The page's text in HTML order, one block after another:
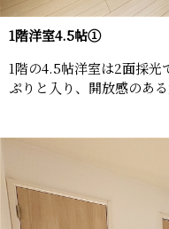
1階洋室4.5帖①
1階の4.5帖洋室は2面採光
ぷりと入り、開放感のある